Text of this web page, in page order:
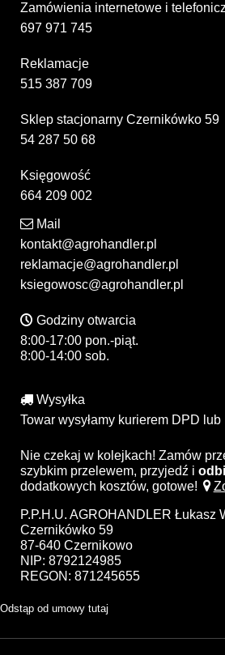
Zamówienia internetowe i
697 971 745
Reklamacje
515 387 709
Sklep stacjonarny Czernikówko 59
54 287 50 68
Księgowość
664 209 002
Mail
kontakt@agrohandler.pl
reklamacje@agrohandler.pl
ksiegowosc@agrohandler.pl
Godziny otwarcia
8:00-17:00 pon.-piąt.
8:00-14:00 sob.
Wysyłka
Towar wysyłamy kurierem DPD lub
Nie czekaj w kolejkach! Zamów
szybkim przelewem, przyjedź i
dodatkowych kosztów, gotowe!
P.P.H.U. AGROHANDLER Łukasz
Czernikówko 59
87-640 Czernikowo
NIP: 8792124985
REGON: 871245655
Odstąp od umowy tutaj